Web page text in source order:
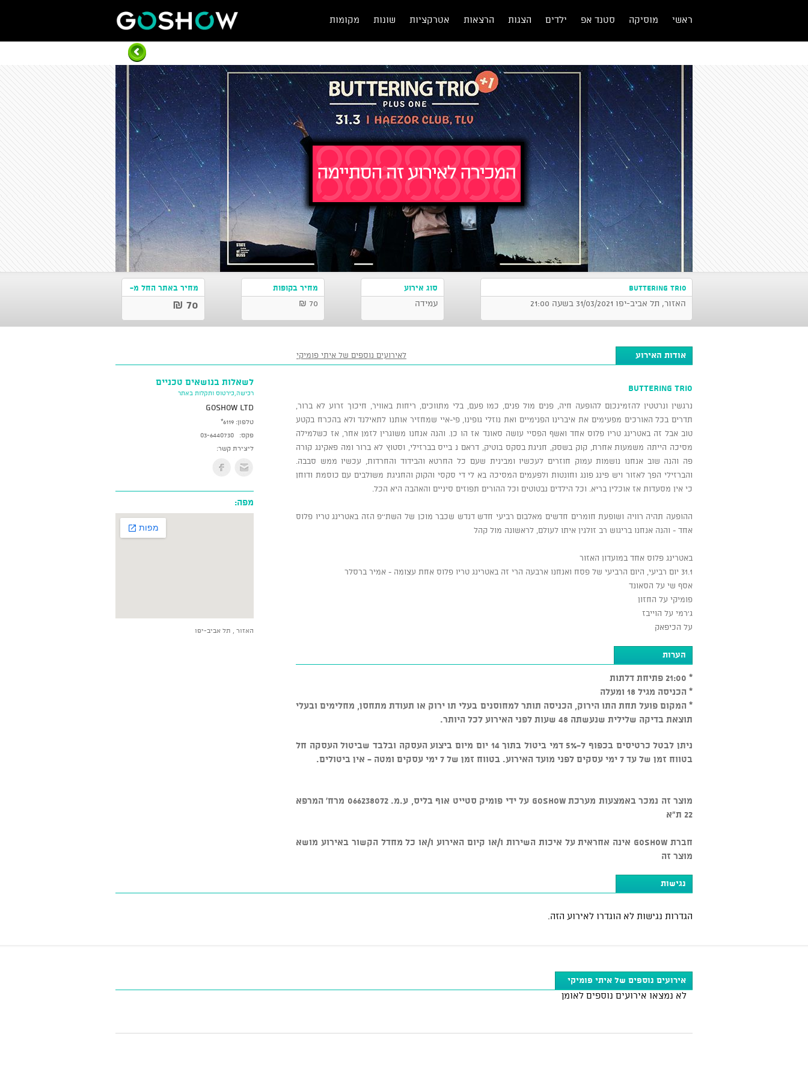
ראשי מוסיקה סטנד אפ ילדים הצגות הרצאות אטרקציות שונות מקומות
BUttering trio
האזור, תל אביב-יפו 31/03/2021 בשעה 21:00
סוג אירוע
עמידה
מחיר בקופות
70 ₪
מחיר באתר החל מ-
70 ₪
אודות האירוע לאירועים נוספים של איתי פומיקי
BUttering trio
נרגשין ונרטטין להזמינכןם להופעה חיה, פנים מול פנים, כמו פעם, בלי מתווכים, ריחות באוויר, חיכוך זרוע לא ברור,
תדרים בכל האורכים מפעימים את איברינו הפנימיים ואת נוזלי גופינו, פי-איי שמחזיר אותנו לתאילנד ולא בהכרח בקטע
טוב אבל זה באטרינג טריו פלוס אחד ואשף הפסיי עושה סאונד אז הו כן. והנה אנחנו משוגרין לזמן אחר, אז כשלמילה
מסיכה הייתה משמעות אחרת, קוק בשסק, חגיגת בסקס בוטיק, דראם נ בייס בברזילי, וסטוץ לא ברור ומה פאקינג קורה
פה והנה שוב אנחנו נושמות עמוק חוזרים לעכשיו ומבינית שעם כל החרטא והבידוד והחרדות, עכשיו ממש סבבה.
והברזילי הפך לאזור ויש פינג פונג וחונטות ולפעמים המסיכה בא לי די סקסי והקוק והחגיגת משולבים עם כוסמת ודוחן
כי אין מסעדות אז אוכלין בריא. וכל הילדים נבטוטים וכל ההורים תפוזים סיניים והאהבה היא הכל.
ההופעה תהיה רוויה ושופעת חומרים חדשים מאלבום רביעי חדש דנדש שכבר מוכן של השת''פ הזה באטרינג טריו פלוס
אחד - והנה אנחנו בריגוש רב זולגין איתו לעולם, לראשונה מול קהל
באטרינג פלוס אחד במועדון האזור
31.1 יום רביעי, היום הרביעי של פסח ואנחנו ארבעה הרי זה באטרינג טריו פלוס אחת עצומה - אמיר ברסלר
אסף שי על הסאונד
פומיקי על החזון
ג'רמי על הוייבז
על הכיפאק
הערות
* 21:00 פתיחת דלתות
* הכניסה מגיל 18 ומעלה
* המקום פועל תחת התו הירוק, הכניסה תותר למחוסנים בעלי תו ירוק או תעודת מתחסן, מחלימים ובעלי
תוצאת בדיקה שלילית שנעשתה 48 שעות לפני האירוע לכל היותר.
ניתן לבטל כרטיסים בכפוף ל-5% דמי ביטול בתוך 14 יום מיום ביצוע העסקה ובלבד שביטול העסקה חל
בטווח זמן של עד 7 ימי עסקים לפני מועד האירוע. בטווח זמן של 7 ימי עסקים ומטה - אין ביטולים.
מוצר זה נמכר באמצעות מערכת GOSHOW על ידי פומיק סטייט אוף בליס, ע.מ. 066238072 מרח' המרפא
22 ת"א
חברת GOSHOW אינה אחראית על איכות השירות ו/או קיום האירוע ו/או כל מחדל הקשור באירוע מושא
מוצר זה
לשאלות בנושאים טכניים
רכישה,כירטוס ותקלות באתר
GoShow LTD
טלפון: *6119
פקס:
03-6440730
ליצירת קשר:
מפה:
האזור , תל אביב-יפו
נגישות
הגדרות נגישות לא הוגדרו לאירוע הזה.
אירועים נוספים של איתי פומיקי
לא נמצאו אירועים נוספים לאומן